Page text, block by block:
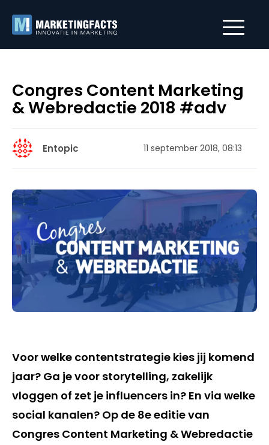
Congres Content Marketing
& Webredactie 2018 #adv
Entopic 11 september 2018, 08:13
Voor welke contentstrategie kies jij komend
jaar? Ga je voor storytelling, zakelijk
vloggen of zet je influencers in? En via welke
social kanalen? Op de 8e editie van
Congres Content Marketing & Webredactie